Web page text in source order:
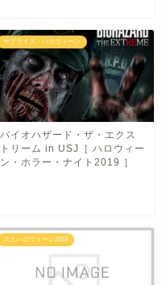
サプライズ・ハロウィーン
バイオハザード・ザ・エクス
トリーム in USJ［ ハロウィー
ン・ホラー・ナイト2019 ］
大人ハロウィーン2018